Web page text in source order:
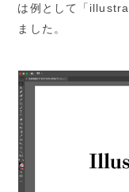
は例として「
ました。